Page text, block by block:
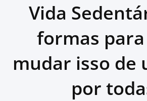
Vida
formas
mudar isso de
por